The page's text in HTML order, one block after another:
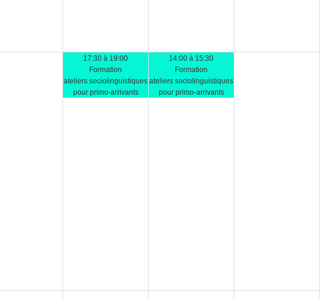
17:30 à 19:00
Formation
ateliers sociolinguistiques
pour primo-arrivants
14:00 à 15:30
Formation
ateliers sociolinguistiques
pour primo-arrivants